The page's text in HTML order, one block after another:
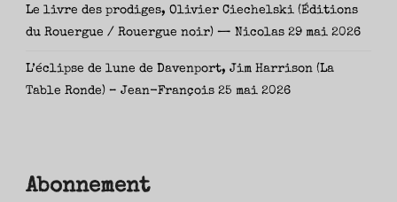
Le livre des prodiges, Olivier Ciechelski (Éditions
du Rouergue / Rouergue noir) — Nicolas 29 mai 2026
L’éclipse de lune de Davenport, Jim Harrison (La
Table Ronde) – Jean-François 25 mai 2026
Abonnement